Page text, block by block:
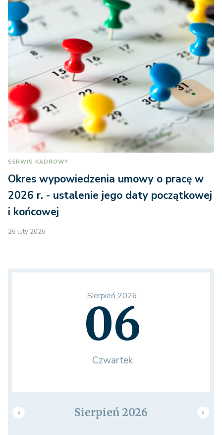
SERWIS KADROWY
Okres wypowiedzenia umowy o pracę w
2026 r. - ustalenie jego daty początkowej
i końcowej
26 luty 2026
Sierpień 2026
06
Czwartek
Sierpień 2026